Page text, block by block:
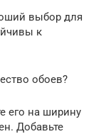
выбор для
к
обоев?
его на ширину
Добавьте